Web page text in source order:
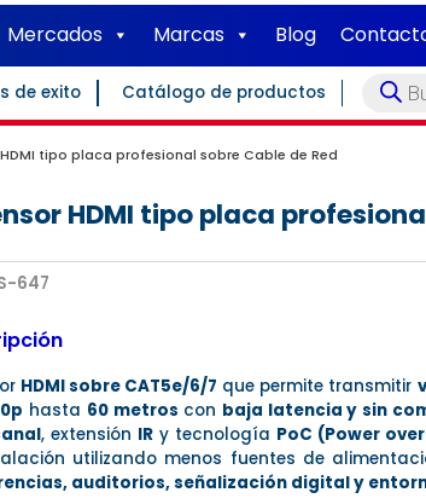
Mercados Marcas Blog
de exito Catálogo de productos de
tipo placa profesional sobre Cable de Red
HDMI tipo placa
647
HDMI sobre CAT5e/6/7 que permite transmitir
hasta 60 metros con baja latencia y sin
, extensión IRy tecnología PoC (Power
utilizando menos fuentes de
auditorios, señalización digital y